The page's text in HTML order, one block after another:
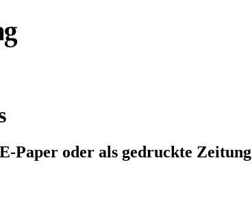
Paper oder als gedruckte Zeitung